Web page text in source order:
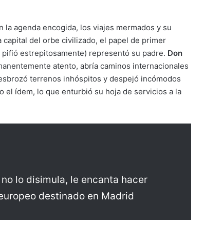
la agenda encogida, los viajes mermados y su
del orbe civilizado, el papel de primer
estrepitosamente) representó su padre. Don
atento, abría caminos internacionales
terrenos inhóspitos y despejó incómodos
el ídem, lo que enturbió su hoja de servicios a la
lo disimula, le encanta hacer
destinado en Madrid